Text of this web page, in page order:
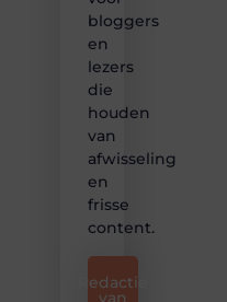
bloggers
en
lezers
die
houden
van
afwisseling
en
frisse
content.
Redactie
van